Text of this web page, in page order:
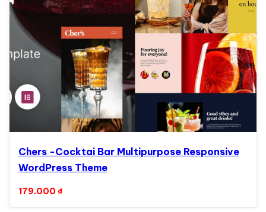
Chers -Cocktai Bar Multipurpose Responsive
WordPress Theme
179.000 ₫